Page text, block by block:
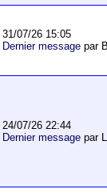
31/07/26 15:05
Dernier messagepar
24/07/26 22:44
Dernier messagepar